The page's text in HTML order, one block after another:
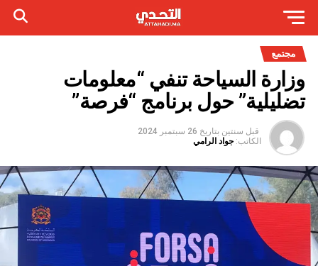
مجتمع
وزارة السياحة تنفي “معلومات
تضليلية” حول برنامج “فرصة”
قبل سنتين بتاريخ 26 سبتمبر 2024
الكاتب: جواد الرامي